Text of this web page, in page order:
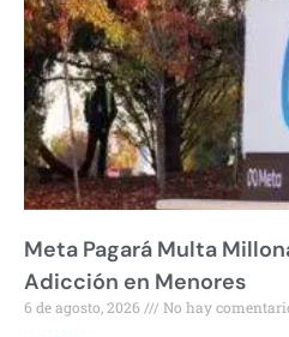
Meta Pagará Multa
Adicción en Menores
6 de agosto, 2026 No hay